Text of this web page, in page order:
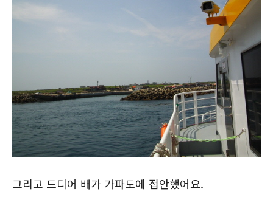
그리고 드디어 배가 가파도에 접안했어요.